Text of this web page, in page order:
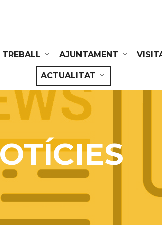
AJUNTAMENT
ACTUALITAT